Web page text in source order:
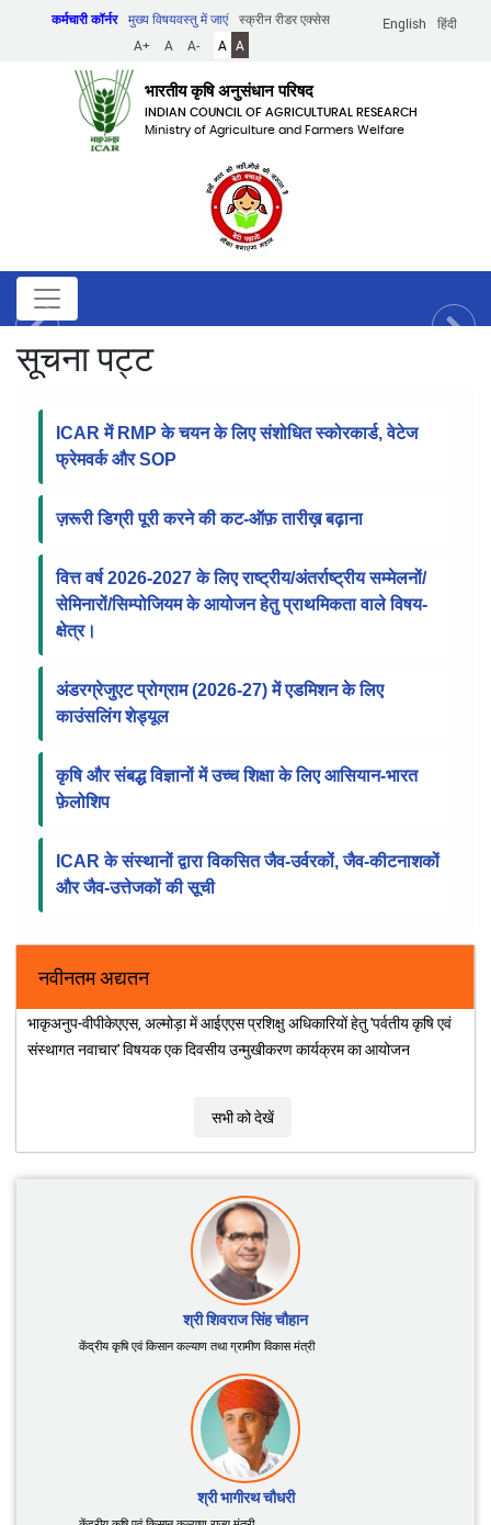
English हिंदी
कर्मचारी कॉर्नर मुख्य विषयवस्तु में जाएं
स्क्रीन रीडर एक्सेस
A+
A A- A A
भारतीय कृषि अनुसंधान परिषद
INDIAN COUNCIL OF AGRICULTURAL RESEARCH
Ministry of Agriculture and Farmers Welfare
सूचना पट्ट
ICAR में RMP के चयन के लिए संशोधित स्कोरकार्ड, वेटेज
फ्रेमवर्क और SOP
ज़रूरी डिग्री पूरी करने की कट-ऑफ़ तारीख़ बढ़ाना
सेमिनारों/सिम्पोजियम के आयोजन हेतु प्राथमिकता वाले विषय-
क्षेत्र।
अंडरग्रेजुएट प्रोग्राम (2026-27) में एडमिशन के लिए
काउंसलिंग शेड्यूल
कृषि और संबद्ध विज्ञानों में उच्च शिक्षा के लिए आसियान-भारत
फ़ेलोशिप
ICAR के संस्थानों द्वारा विकसित जैव-उर्वरकों, जैव-कीटनाशकों
और जैव-उत्तेजकों की सूची
नवीनतम अद्यतन
भाकृअनुप-वीपीकेएएस, अल्मोड़ा में आईएएस प्रशिक्षु अधिकारियों हेतु 'पर्वतीय कृषि एवं
संस्थागत नवाचार' विषयक एक दिवसीय उन्मुखीकरण कार्यक्रम का आयोजन
सभी को देखें
श्री शिवराज सिंह चौहान
केंद्रीय कृषि एवं किसान कल्याण तथा ग्रामीण विकास मंत्री